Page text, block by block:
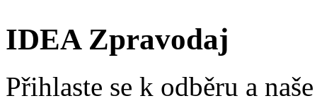
IDEA Zpravodaj
Přihlaste se k odběru a